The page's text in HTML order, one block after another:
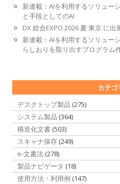
新連載：AIを利用するソリュー
と手段としてのAI
DX 総合EXPO 2026 夏 東京 に出
新連載：AIを利用するソリュー
らしおりを取り出すプログラム
カテゴ
デスクトップ製品 (275)
システム製品 (364)
構造化文書 (503)
スキャナ保存 (249)
e-文書法 (278)
製品ナビゲータ (18)
使用方法・利用例 (147)